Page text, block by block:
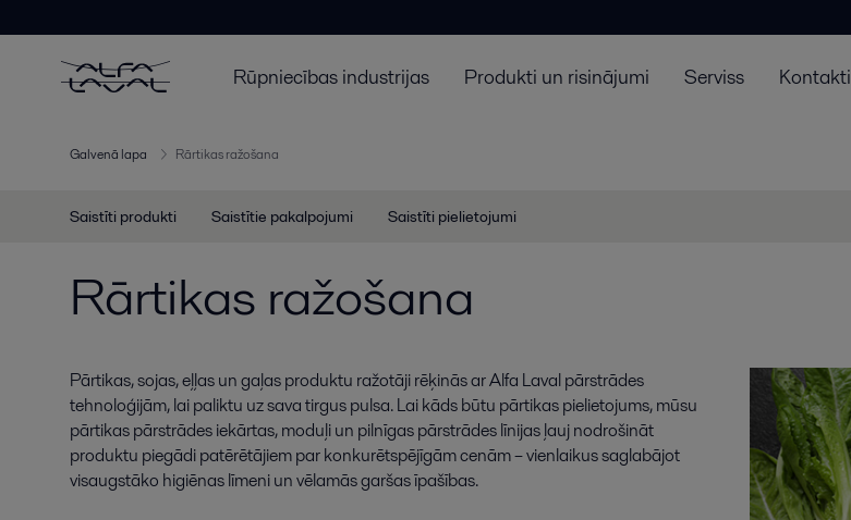
Rūpniecības industrijas Produkti un risinājumi Serviss Kontakti
Galvenā lapa Rārtikas ražošana
Saistīti produkti Saistītie pakalpojumi Saistīti pielietojumi
Rārtikas ražošana
Pārtikas, sojas, eļļas un gaļas produktu ražotāji rēķinās ar Alfa Laval pārstrādes
tehnoloģijām, lai paliktu uz sava tirgus pulsa. Lai kāds būtu pārtikas pielietojums, mūsu
pārtikas pārstrādes iekārtas, moduļi un pilnīgas pārstrādes līnijas ļauj nodrošināt
produktu piegādi patērētājiem par konkurētspējīgām cenām – vienlaikus saglabājot
visaugstāko higiēnas līmeni un vēlamās garšas īpašības.